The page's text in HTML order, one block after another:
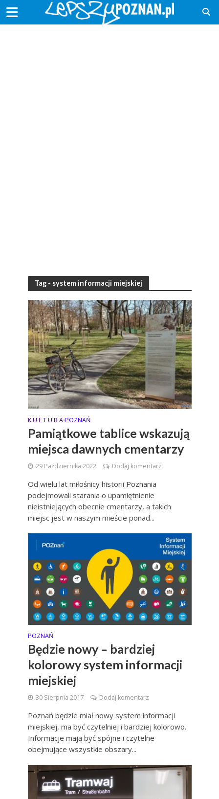
Tag - system informacji miejskiej
K U L T U R A•POZNAŃ
Pamiątkowe tablice wskazują
miejsca dawnych cmentarzy
29 Października 2022 Dodaj komentarz
Od wielu lat miłośnicy historii Poznania
podejmowali starania o upamiętnienie
nieistniejących obecnie cmentarzy, a takich
miejsc jest w naszym mieście ponad...
POZNAŃ
Będzie nowy – bardziej
kolorowy system informacji
miejskiej
30 Sierpnia 2017 Dodaj komentarz
Poznań będzie miał nowy system informacji
miejskiej, ma być czytelniej i bardziej kolorowo.
Informacje mają być spójne i czytelne
obejmujące wszystkie obszary...